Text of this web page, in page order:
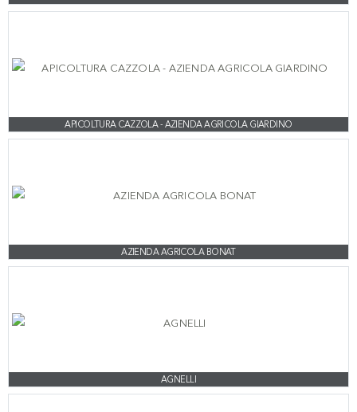
APICOLTURA CAZZOLA - AZIENDA AGRICOLA GIARDINO
AZIENDA AGRICOLA BONAT
AGNELLI